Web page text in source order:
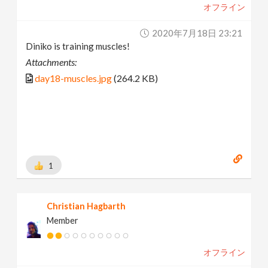
オフライン
2020年7月18日 23:21
Diniko is training muscles!
Attachments:
day18-muscles.jpg(264.2 KB)
1
Christian Hagbarth
Member
オフライン